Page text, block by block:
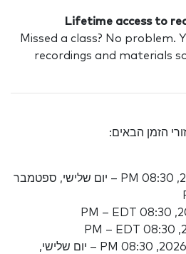
Lifetime access to
Missed a class? No problem.
recordings and materials
הזמן הבאים:
יום שלישי, יוני 30, 2026, 08:30 PM – יום שלישי, ספטמבר
יום שלישי, אוגוסט 04, 2026, 08:30 PM – יום שלישי,